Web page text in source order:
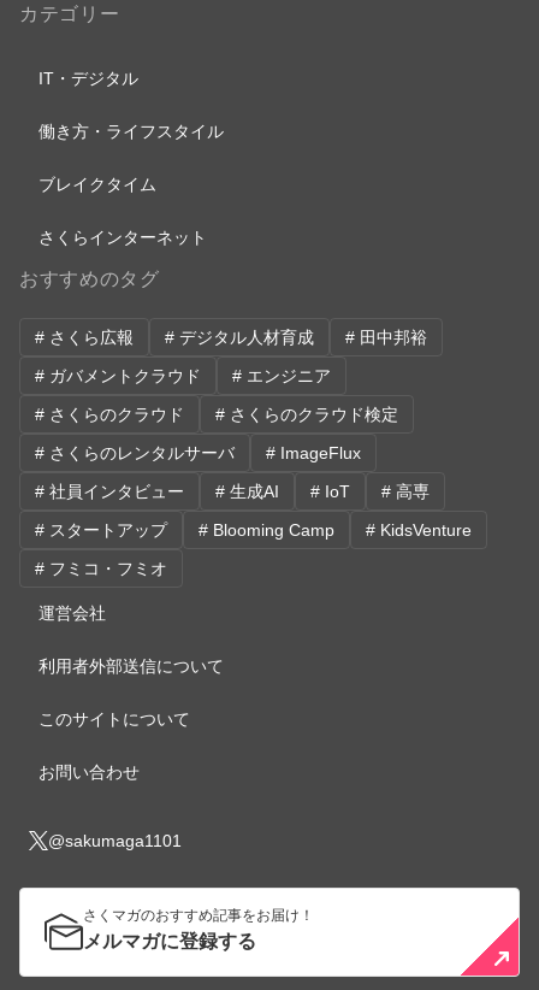
運営会社
利用者外部送信について
このサイトについて
お問い合わせ
@sakumaga1101
さくマガのおすすめ記事をお届け！
メルマガに登録する
カテゴリー
IT・デジタル
働き方・ライフスタイル
ブレイクタイム
さくらインターネット
おすすめのタグ
# さくら広報 # デジタル人材育成
# 田中邦裕
# ガバメントクラウド
# エンジニア
# さくらのクラウド
# さくらのクラウド検定
# さくらのレンタルサーバ
# ImageFlux
# 社員インタビュー
# 生成AI # IoT
# 高専
# スタートアップ
# Blooming Camp
# KidsVenture
# フミコ・フミオ